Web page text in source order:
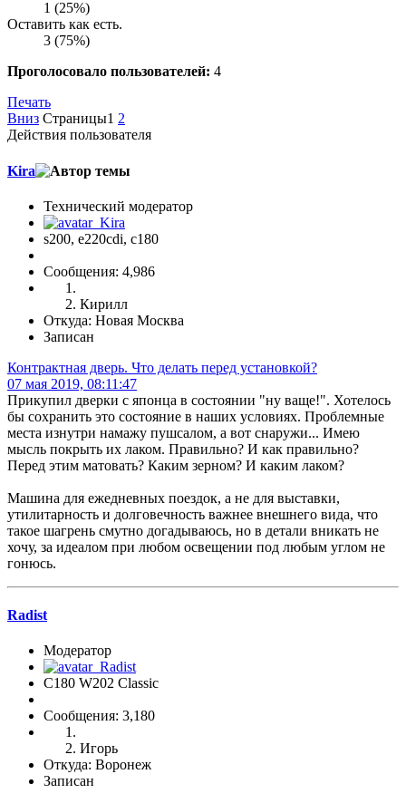
1 (25%)
Оставить как есть.
3 (75%)
Проголосовало пользователей: 4
Печать
Вниз Страницы1 2
Действия пользователя
Kira
Технический модератор
s200, е220cdi, с180
Сообщения: 4,986
Кирилл
Откуда: Новая Москва
Записан
Контрактная дверь. Что делать перед установкой?
07 мая 2019, 08:11:47
Прикупил дверки с японца в состоянии "ну ваще!". Хотелось
бы сохранить это состояние в наших условиях. Проблемные
места изнутри намажу пушсалом, а вот снаружи... Имею
мысль покрыть их лаком. Правильно? И как правильно?
Перед этим матовать? Каким зерном? И каким лаком?
Машина для ежедневных поездок, а не для выставки,
утилитарность и долговечность важнее внешнего вида, что
такое шагрень смутно догадываюсь, но в детали вникать не
хочу, за идеалом при любом освещении под любым углом не
гонюсь.
Radist
Модератор
C180 W202 Classic
Сообщения: 3,180
Игорь
Откуда: Воронеж
Записан